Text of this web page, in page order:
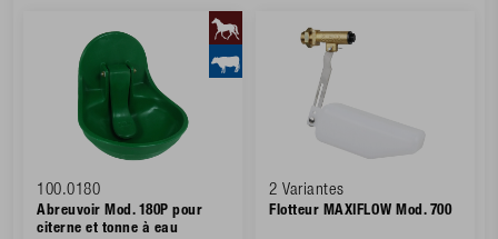
100.0180
Abreuvoir Mod. 180P pour
citerne et tonne à eau
2 Variantes
Flotteur MAXIFLOW Mod. 700